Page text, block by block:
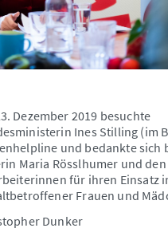
Dezember 2019 besuchte
Ines Stilling (im
und bedankte sich
Maria Rösslhumer und den
für ihren Einsatz
Frauen und
Dunker